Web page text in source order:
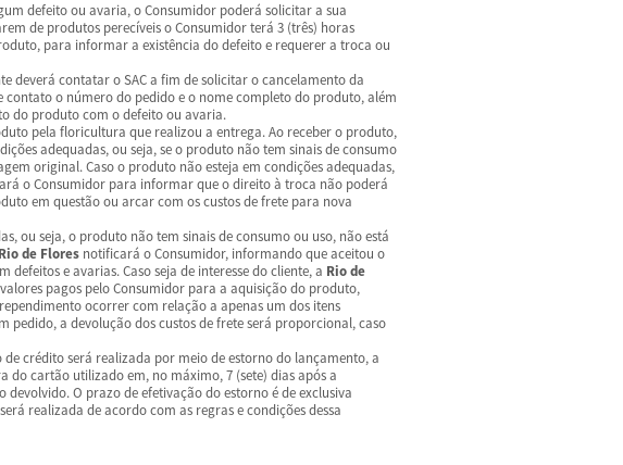
defeito ou avaria, o Consumidor poderá solicitar a sua
de produtos perecíveis o Consumidor terá 3 (três) horas
para informar a existência do defeito e requerer a troca ou
deverá contatar o SAC a fim de solicitar o cancelamento da
o número do pedido e o nome completo do produto, além
do produto com o defeito ou avaria.
pela floricultura que realizou a entrega. Ao receber o produto,
adequadas, ou seja, se o produto não tem sinais de consumo
original. Caso o produto não esteja em condições adequadas,
o Consumidor para informar que o direito à troca não poderá
em questão ou arcar com os custos de frete para nova
ou seja, o produto não tem sinais de consumo ou uso, não está
Rio de Flores notificará o Consumidor, informando que aceitou o
e avarias. Caso seja de interesse do cliente, a Rio de
pagos pelo Consumidor para a aquisição do produto,
ocorrer com relação a apenas um dos itens
pedido, a devolução dos custos de frete será proporcional, caso
crédito será realizada por meio de estorno do lançamento, a
do cartão utilizado em, no máximo, 7 (sete) dias após a
O prazo de efetivação do estorno é de exclusiva
realizada de acordo com as regras e condições dessa